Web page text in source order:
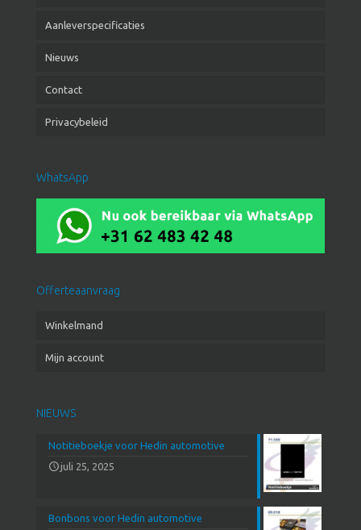
Aanleverspecificaties
Nieuws
Contact
Privacybeleid
WhatsApp
Offerteaanvraag
Winkelmand
Mijn account
NIEUWS
Notitieboekje voor Hedin automotive
juli 25, 2025
Bonbons voor Hedin automotive